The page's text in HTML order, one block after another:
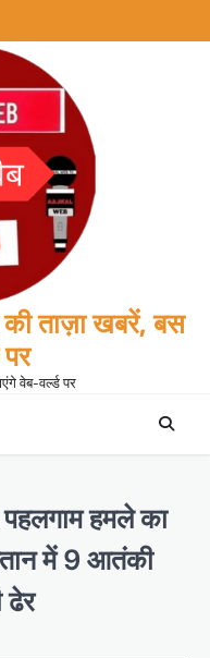
ताज़ा खबरें, बस
वेब-वर्ल्ड पर
हमले का
में 9 आतंकी
ढेर